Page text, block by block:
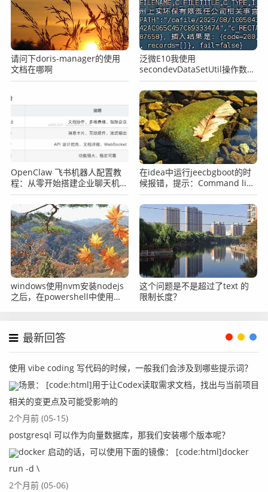
请问下doris-manager的使用
文档在哪啊
泛微E10我使用
secondevDataSetUtil操作数据
库一直提示租户为空，查询失败
怎么办？
OpenClaw 飞书机器人配置教
程：从零开始搭建企业聊天机器
人
在idea中运行jeecbgboot的时
候报错，提示：Command line
is too long怎么办？
windows使用nvm安装nodejs
之后，在powershell中使用
这个问题是不是超过了text 的
限制长度？
最新回答
使用 vibe coding 写代码的时候，一般我们会涉及到哪些提示词？
场景： [code:html]用于让Codex读取需求文档，找出与当前项目
相关的变更点及可能受影响的
2个月前 (05-15)
postgresql 可以作为向量数据库，那我们安装哪个版本呢？
docker 启动的话，可以使用下面的镜像： [code:html]docker
run -d \
2个月前 (05-06)